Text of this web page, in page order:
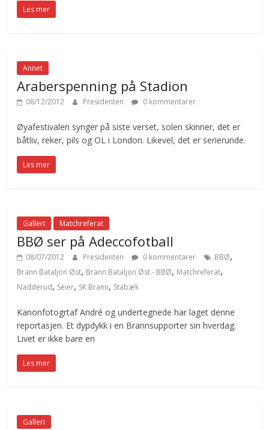
Les mer
Annet
Araberspenning på Stadion
08/12/2012 Presidenten 0 kommentarer
Øyafestivalen synger på siste verset, solen skinner, det er
båtliv, reker, pils og OL i London. Likevel, det er serierunde.
Les mer
Galleri Matchreferat
BBØ ser på Adeccofotball
08/07/2012 Presidenten 0 kommentarer BBØ,
Brann Bataljon Øst, Brann Bataljon Øst - BBØ, Matchreferat,
Nadderud, Seier, SK Brann, Stabæk
Kanonfotogrtaf André og undertegnede har laget denne
reportasjen. Et dypdykk i en Brannsupporter sin hverdag.
Livet er ikke bare en
Les mer
Galleri